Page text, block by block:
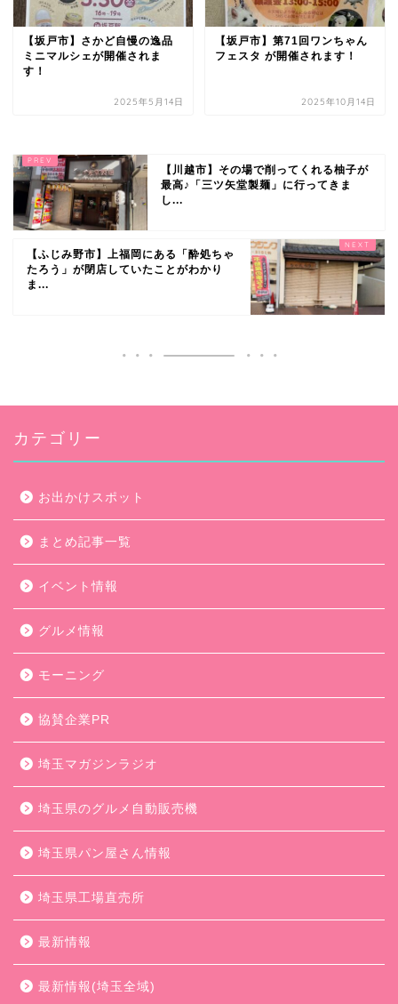
【坂戸市】さかど自慢の逸品
ミニマルシェが開催されま
す！
2025年5月14日
【坂戸市】第71回ワンちゃん
フェスタ が開催されます！
2025年10月14日
【川越市】その場で削ってくれる柚子が
最高♪「三ツ矢堂製麺」に行ってきま
し...
【ふじみ野市】上福岡にある「酔処ちゃ
たろう」が閉店していたことがわかり
ま...
カテゴリー
お出かけスポット
まとめ記事一覧
イベント情報
グルメ情報
モーニング
協賛企業PR
埼玉マガジンラジオ
埼玉県のグルメ自動販売機
埼玉県パン屋さん情報
埼玉県工場直売所
最新情報
最新情報(埼玉全域)